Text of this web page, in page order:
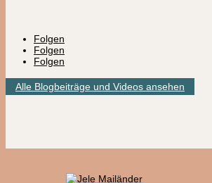
Folgen
Folgen
Folgen
Alle Blogbeiträge und Videos ansehen